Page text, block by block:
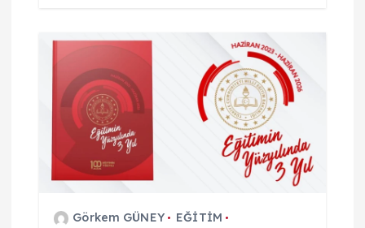
Görkem GÜNEY
EĞİTİM